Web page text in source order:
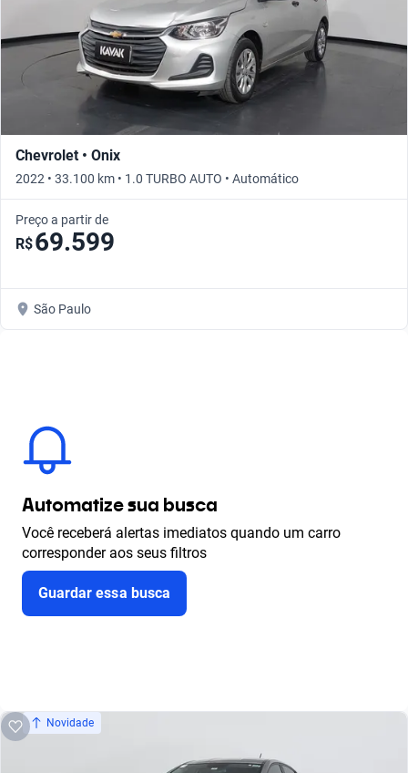
Chevrolet • Onix
2022 • 33.100 km • 1.0 TURBO AUTO • Automático
Preço a partir de
R$69.599
São Paulo
Automatize sua busca
Você receberá alertas imediatos quando um carro
corresponder aos seus filtros
Guardar essa busca
Novidade